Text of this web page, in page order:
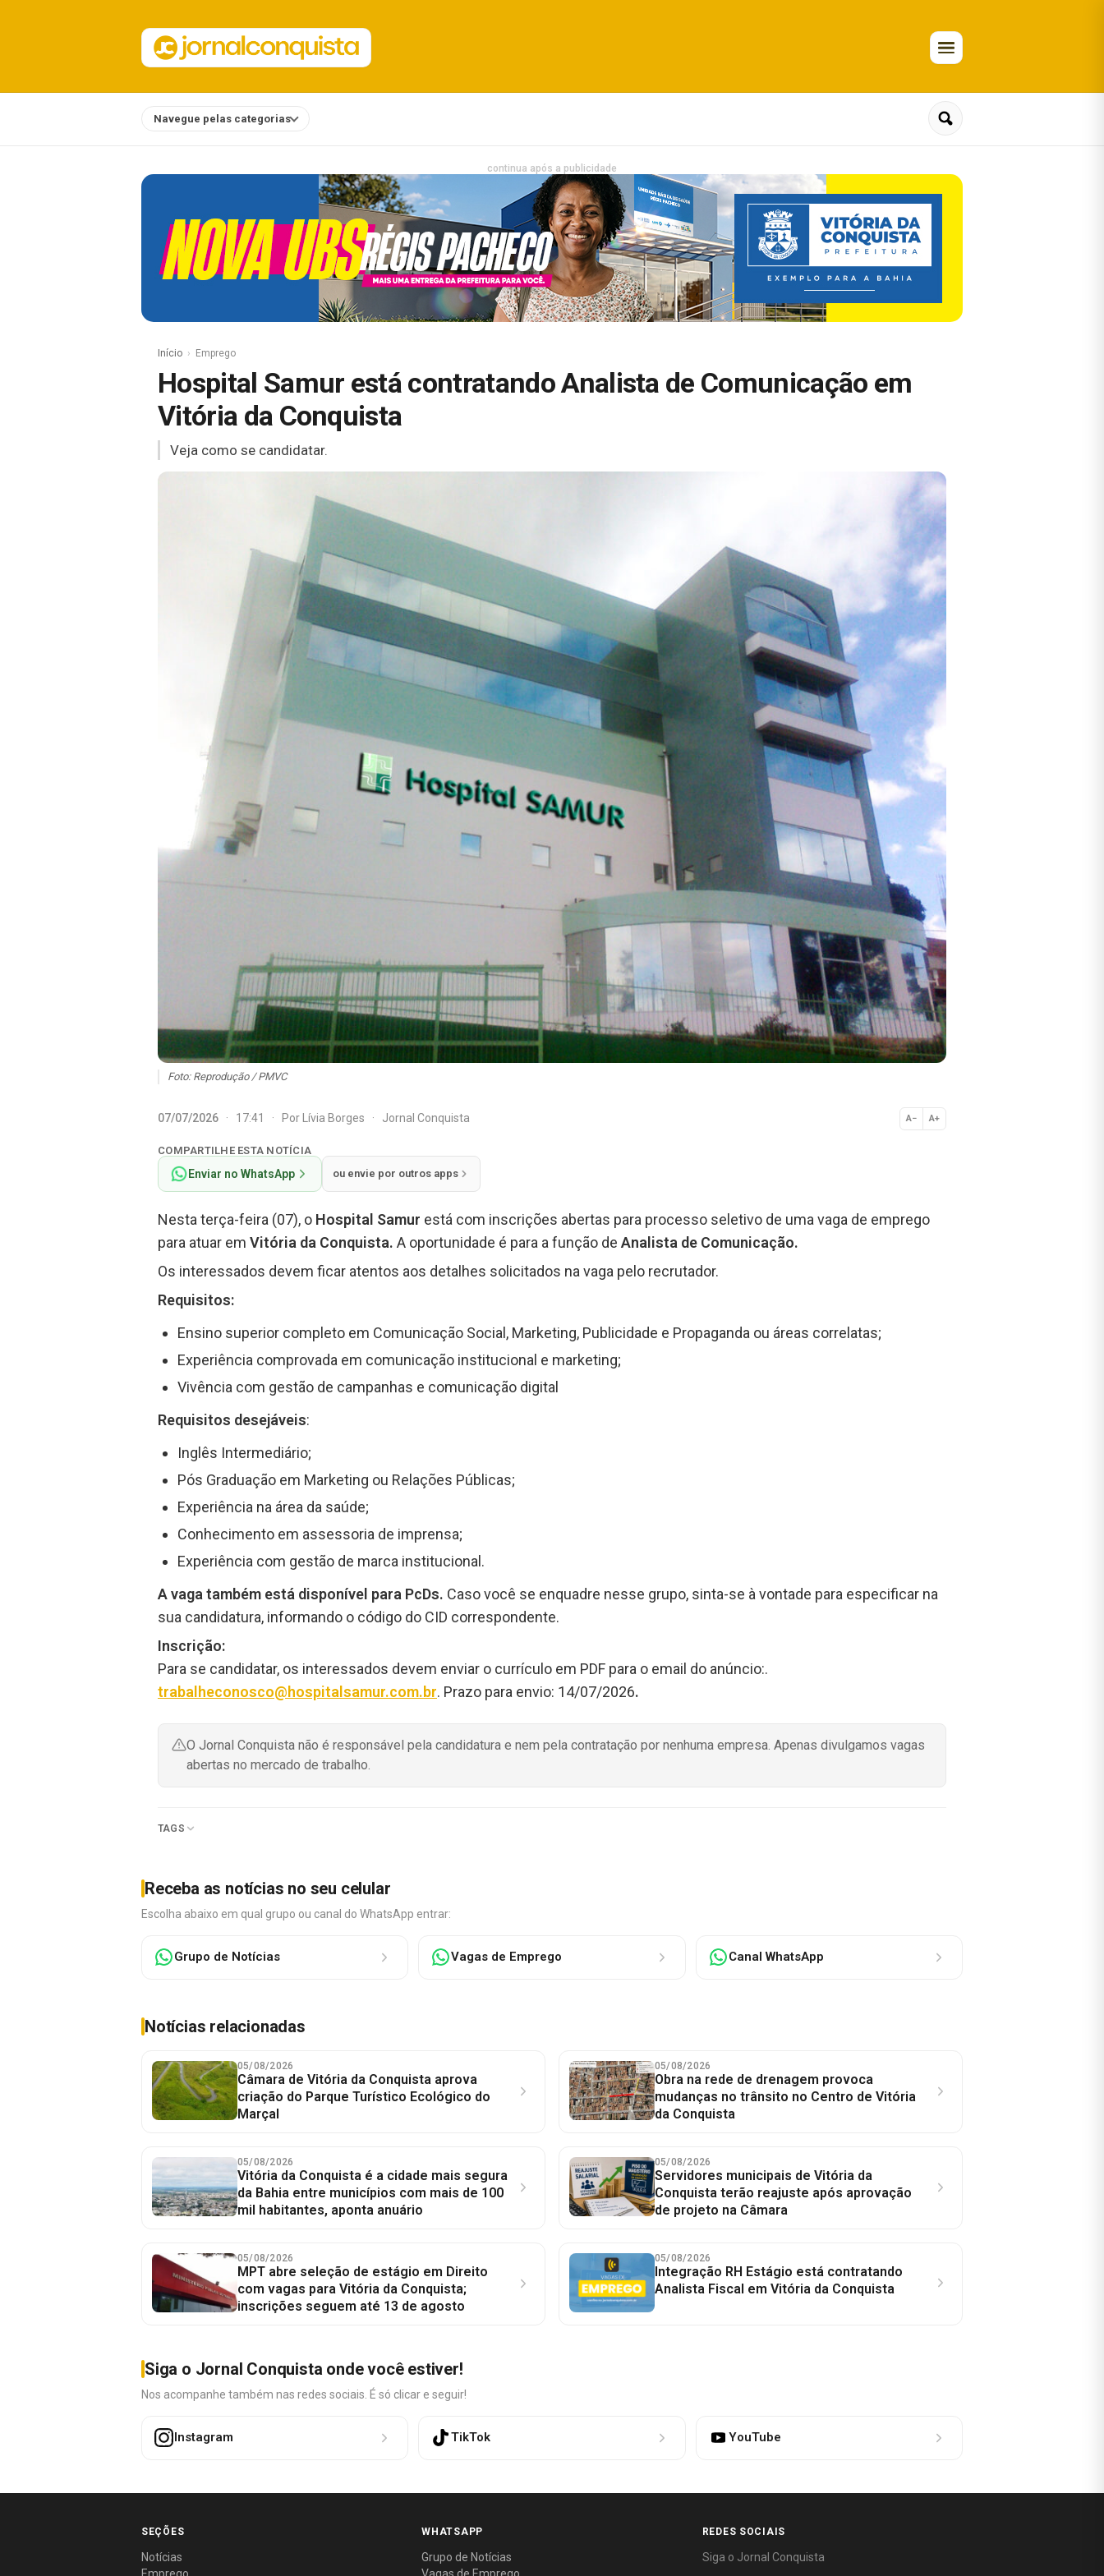
Navegue pelas categorias
continua após a publicidade
Início Emprego
Hospital Samur está contratando Analista de Comunicação em
Vitória da Conquista
Veja como se candidatar.
Foto: Reprodução / PMVC
07/07/2026 · 17:41 · Por Lívia Borges · Jornal Conquista A− A+
Normal
COMPARTILHE ESTA NOTÍCIA
Enviar no WhatsApp ou envie por outros apps
Nesta terça-feira (07), o Hospital Samur está com inscrições abertas para processo seletivo de uma vaga de emprego
para atuar em Vitória da Conquista. A oportunidade é para a função de Analista de Comunicação.
Os interessados devem ficar atentos aos detalhes solicitados na vaga pelo recrutador.
Requisitos:
Ensino superior completo em Comunicação Social, Marketing, Publicidade e Propaganda ou áreas correlatas;
Experiência comprovada em comunicação institucional e marketing;
Vivência com gestão de campanhas e comunicação digital
Requisitos desejáveis:
Inglês Intermediário;
Pós Graduação em Marketing ou Relações Públicas;
Experiência na área da saúde;
Conhecimento em assessoria de imprensa;
Experiência com gestão de marca institucional.
A vaga também está disponível para PcDs. Caso você se enquadre nesse grupo, sinta-se à vontade para especificar na
sua candidatura, informando o código do CID correspondente.
Inscrição:
Para se candidatar, os interessados devem enviar o currículo em PDF para o email do anúncio:.
trabalheconosco@hospitalsamur.com.br. Prazo para envio: 14/07/2026.
O Jornal Conquista não é responsável pela candidatura e nem pela contratação por nenhuma empresa. Apenas divulgamos vagas
abertas no mercado de trabalho.
TAGS
Receba as notícias no seu celular
Escolha abaixo em qual grupo ou canal do WhatsApp entrar:
Grupo de Notícias Vagas de Emprego Canal WhatsApp
Notícias relacionadas
05/08/2026
Câmara de Vitória da Conquista aprova
criação do Parque Turístico Ecológico do
Marçal
05/08/2026
Obra na rede de drenagem provoca
mudanças no trânsito no Centro de Vitória
da Conquista
05/08/2026
Vitória da Conquista é a cidade mais segura
da Bahia entre municípios com mais de 100
mil habitantes, aponta anuário
05/08/2026
Servidores municipais de Vitória da
Conquista terão reajuste após aprovação
de projeto na Câmara
05/08/2026
MPT abre seleção de estágio em Direito
com vagas para Vitória da Conquista;
inscrições seguem até 13 de agosto
05/08/2026
Integração RH Estágio está contratando
Analista Fiscal em Vitória da Conquista
Siga o Jornal Conquista onde você estiver!
Nos acompanhe também nas redes sociais. É só clicar e seguir!
Instagram TikTok YouTube
SEÇÕES
Notícias
WHATSAPP
Grupo de Notícias
REDES SOCIAIS
Siga o Jornal Conquista